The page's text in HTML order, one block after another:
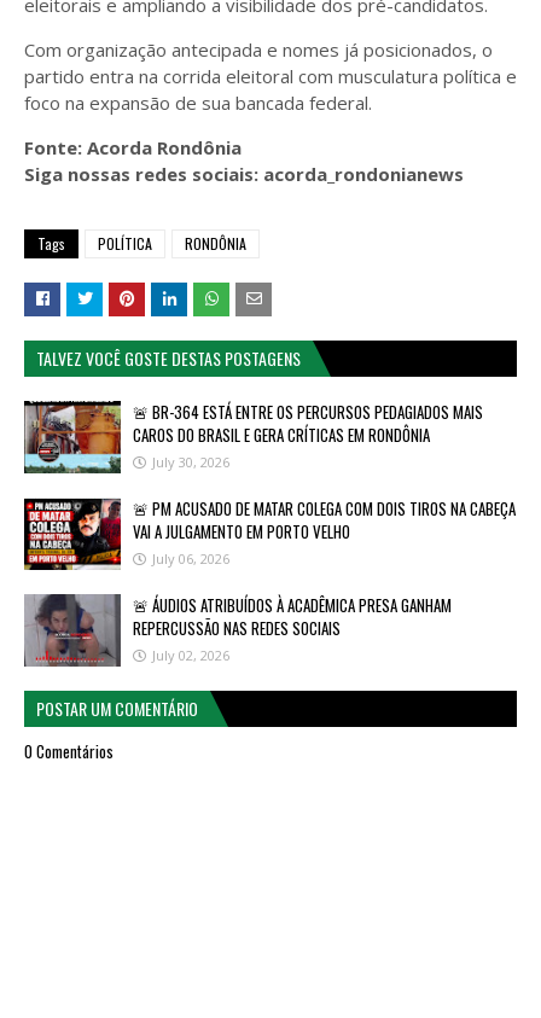
eleitorais e ampliando a visibilidade dos pré-candidatos.
Com organização antecipada e nomes já posicionados, o
partido entra na corrida eleitoral com musculatura política e
foco na expansão de sua bancada federal.
Fonte: Acorda Rondônia
Siga nossas redes sociais: acorda_rondonianews
Tags POLÍTICA RONDÔNIA
TALVEZ VOCÊ GOSTE DESTAS POSTAGENS
🚨 BR-364 ESTÁ ENTRE OS PERCURSOS PEDAGIADOS MAIS
CAROS DO BRASIL E GERA CRÍTICAS EM RONDÔNIA
July 30, 2026
🚨 PM ACUSADO DE MATAR COLEGA COM DOIS TIROS NA CABEÇA
VAI A JULGAMENTO EM PORTO VELHO
July 06, 2026
🚨 ÁUDIOS ATRIBUÍDOS À ACADÊMICA PRESA GANHAM
REPERCUSSÃO NAS REDES SOCIAIS
July 02, 2026
POSTAR UM COMENTÁRIO
0 Comentários